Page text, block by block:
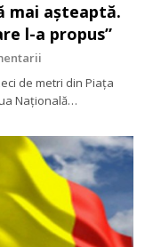
mai aşteaptă.
l-a propus”
de metri din Piața
Națională…